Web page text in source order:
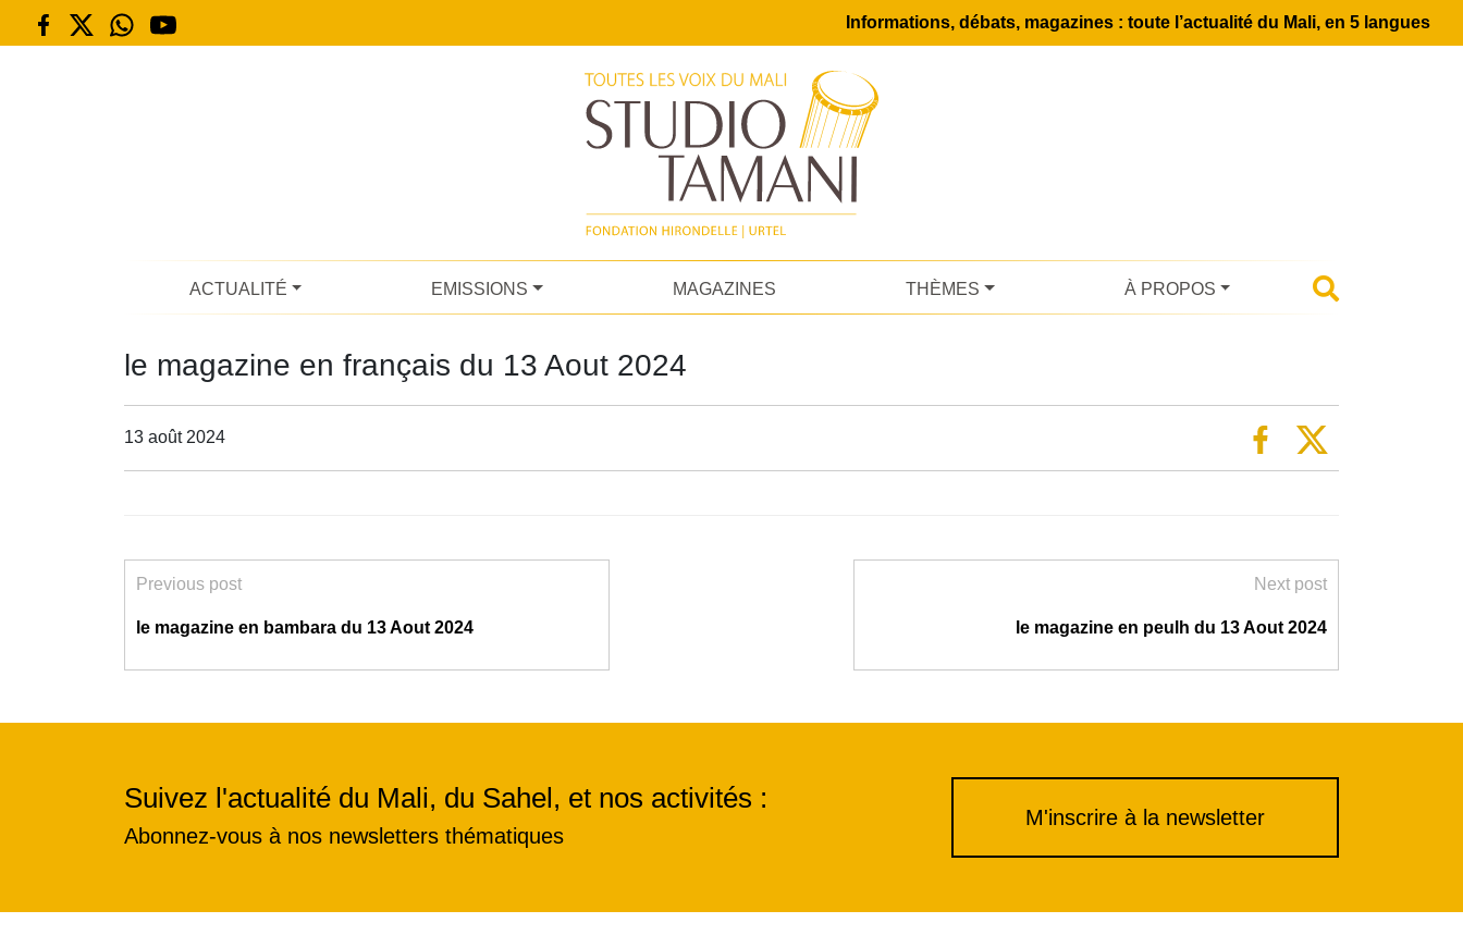
Informations, débats, magazines : toute l’actualité du Mali, en 5 langues
ACTUALITÉ EMISSIONS MAGAZINES THÈMES À PROPOS
le magazine en français du 13 Aout 2024
13 août 2024
Previous post
le magazine en bambara du 13 Aout 2024
Next post
le magazine en peulh du 13 Aout 2024
Suivez l'actualité du Mali, du Sahel, et nos activités :
Abonnez-vous à nos newsletters thématiques
M'inscrire à la newsletter